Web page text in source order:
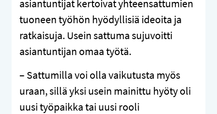
asiantuntijat kertoivat yhteensattumien
tuoneen työhön hyödyllisiä ideoita ja
ratkaisuja. Usein sattuma sujuvoitti
asiantuntijan omaa työtä.
– Sattumilla voi olla vaikutusta myös
uraan, sillä yksi usein mainittu hyöty oli
uusi työpaikka tai uusi rooli